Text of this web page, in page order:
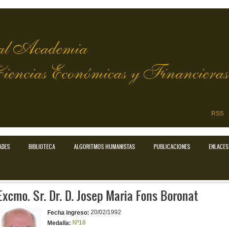
Academia
Económicas y Financieras
RSS
BIBLIOTECA ALGORITMOS HUMANISTAS PUBLICACIONES ENLACES
Sr. Dr. D. Josep Maria Fons Boronat
Fecha ingreso: 20/02/1992
Medalla: Nº18